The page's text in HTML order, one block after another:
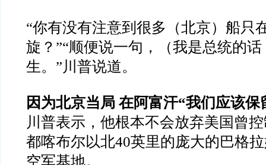
“你有没有注意到很多（北京）船只
旋？ ”“顺便说一句，（我是总统的
生。 ”川普说道。
因为北京当局 在阿富汗“我们应该保
川普表示，他根本不会放弃美国曾
都喀布尔以北40英里的庞大的巴格
空军基地。